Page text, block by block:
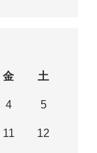
金 土
4 5
11 12